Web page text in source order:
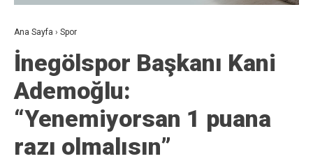
Ana Sayfa › Spor
İnegölspor Başkanı Kani
Ademoğlu:
“Yenemiyorsan 1 puana
razı olmalısın”